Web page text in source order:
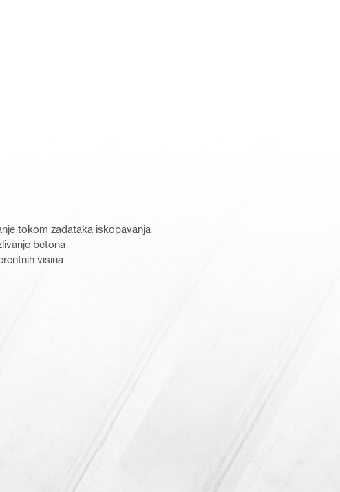
tokom zadataka iskopavanja
betona
visina